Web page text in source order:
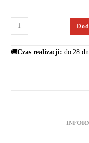
🚚Czas realizacji:do 28